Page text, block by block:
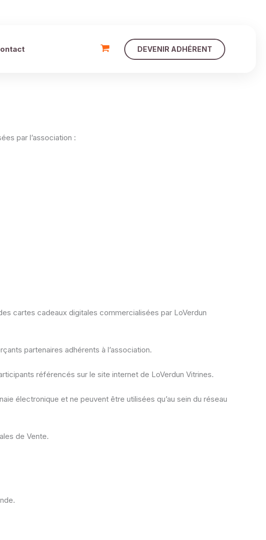
DEVENIR ADHÉRENT
par l’association :
cartes cadeaux digitales commercialisées par LoVerdun
partenaires adhérents à l’association.
référencés sur le site internet de LoVerdun Vitrines.
électronique et ne peuvent être utilisées qu’au sein du réseau
de Vente.